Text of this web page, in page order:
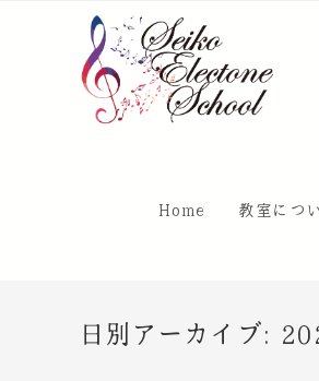
Home 教室につ
日別アーカイブ: